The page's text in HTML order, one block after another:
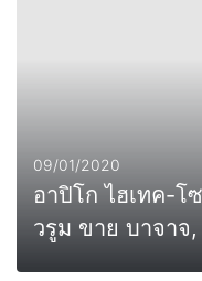
09/01/2020
อาปิโก ไฮเทค-โ
วรูม ขาย บาจาจ